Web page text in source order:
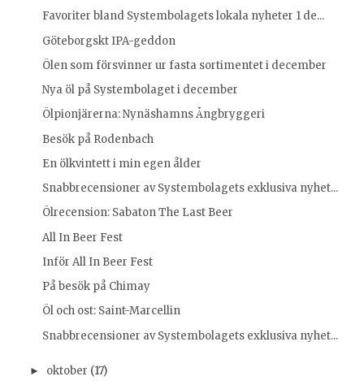
Favoriter bland Systembolagets lokala nyheter 1 de...
Göteborgskt IPA-geddon
Ölen som försvinner ur fasta sortimentet i december
Nya öl på Systembolaget i december
Ölpionjärerna: Nynäshamns Ångbryggeri
Besök på Rodenbach
En ölkvintett i min egen ålder
Snabbrecensioner av Systembolagets exklusiva nyhet...
Ölrecension: Sabaton The Last Beer
All In Beer Fest
Inför All In Beer Fest
På besök på Chimay
Öl och ost: Saint-Marcellin
Snabbrecensioner av Systembolagets exklusiva nyhet...
► oktober (17)